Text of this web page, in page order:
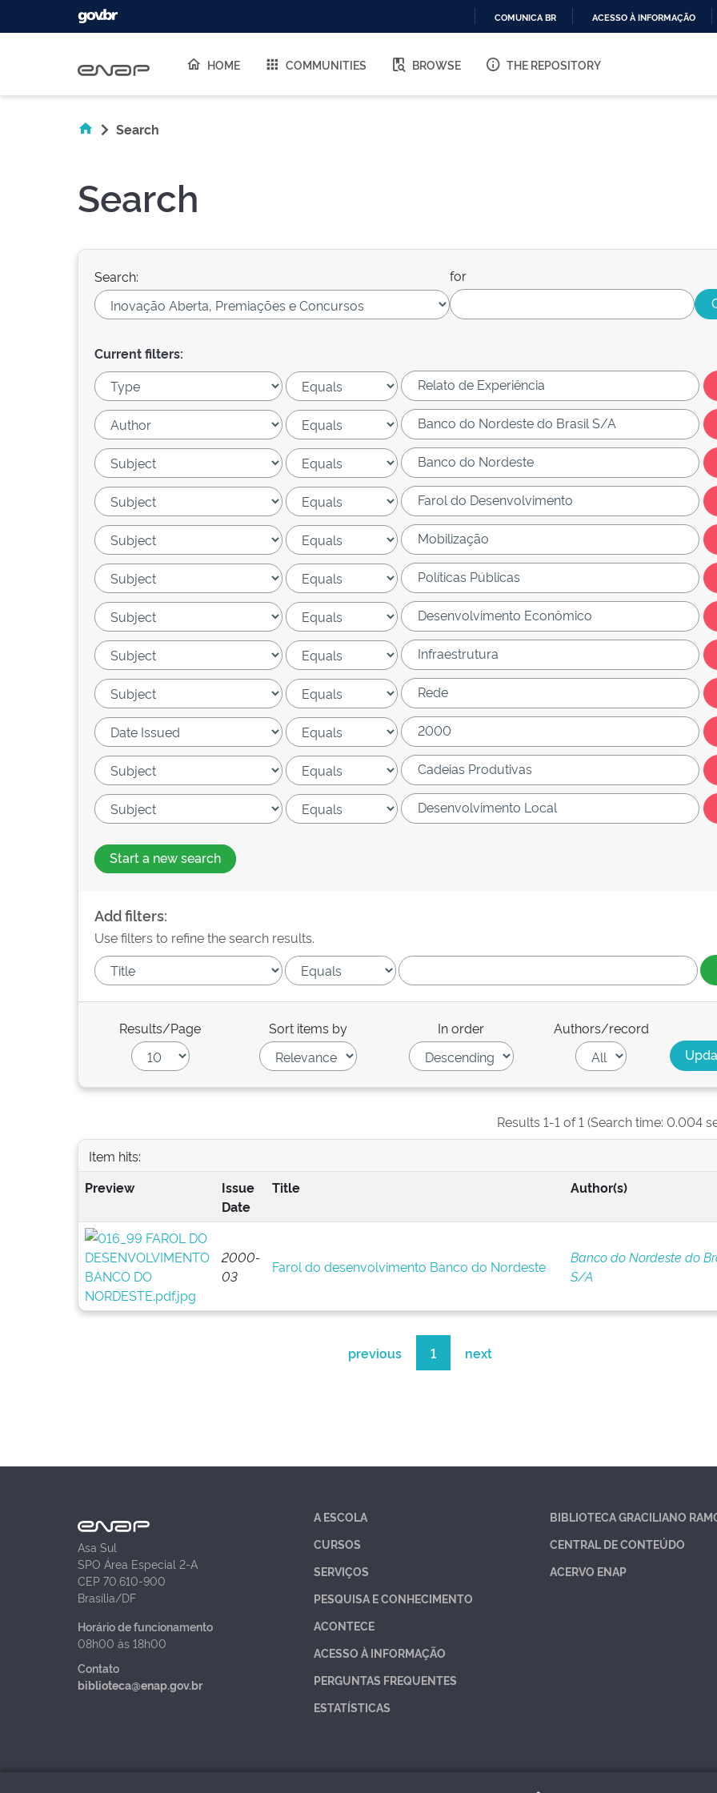
O
COMUNICA BR ACESSO À INFORMAÇÃO
HOME COMMUNITIES BROWSE THE REPOSITORY
Search
Search
Search: for
Current filters:
Start a new search
Add filters:
Use filters to refine the search results.
Results/Page Sort items by In order Authors/record
Results 1-1 of 1 (Search time: 0.004
Item hits:
Preview
Issue
Date
Title Author(s)
2000-
03
Farol do desenvolvimento Banco do Nordeste
Banco do Nordeste do
S/A
previous 1 next
Asa Sul
SPO Área Especial 2-A
CEP 70.610-900
Brasília/DF
Horário de funcionamento
08h00 às 18h00
Contato
biblioteca@enap.gov.br
A ESCOLA
CURSOS
SERVIÇOS
PESQUISA E CONHECIMENTO
ACONTECE
ACESSO À INFORMAÇÃO
PERGUNTAS FREQUENTES
ESTATÍSTICAS
BIBLIOTECA GRACILIANO
CENTRAL DE CONTEÚDO
ACERVO ENAP